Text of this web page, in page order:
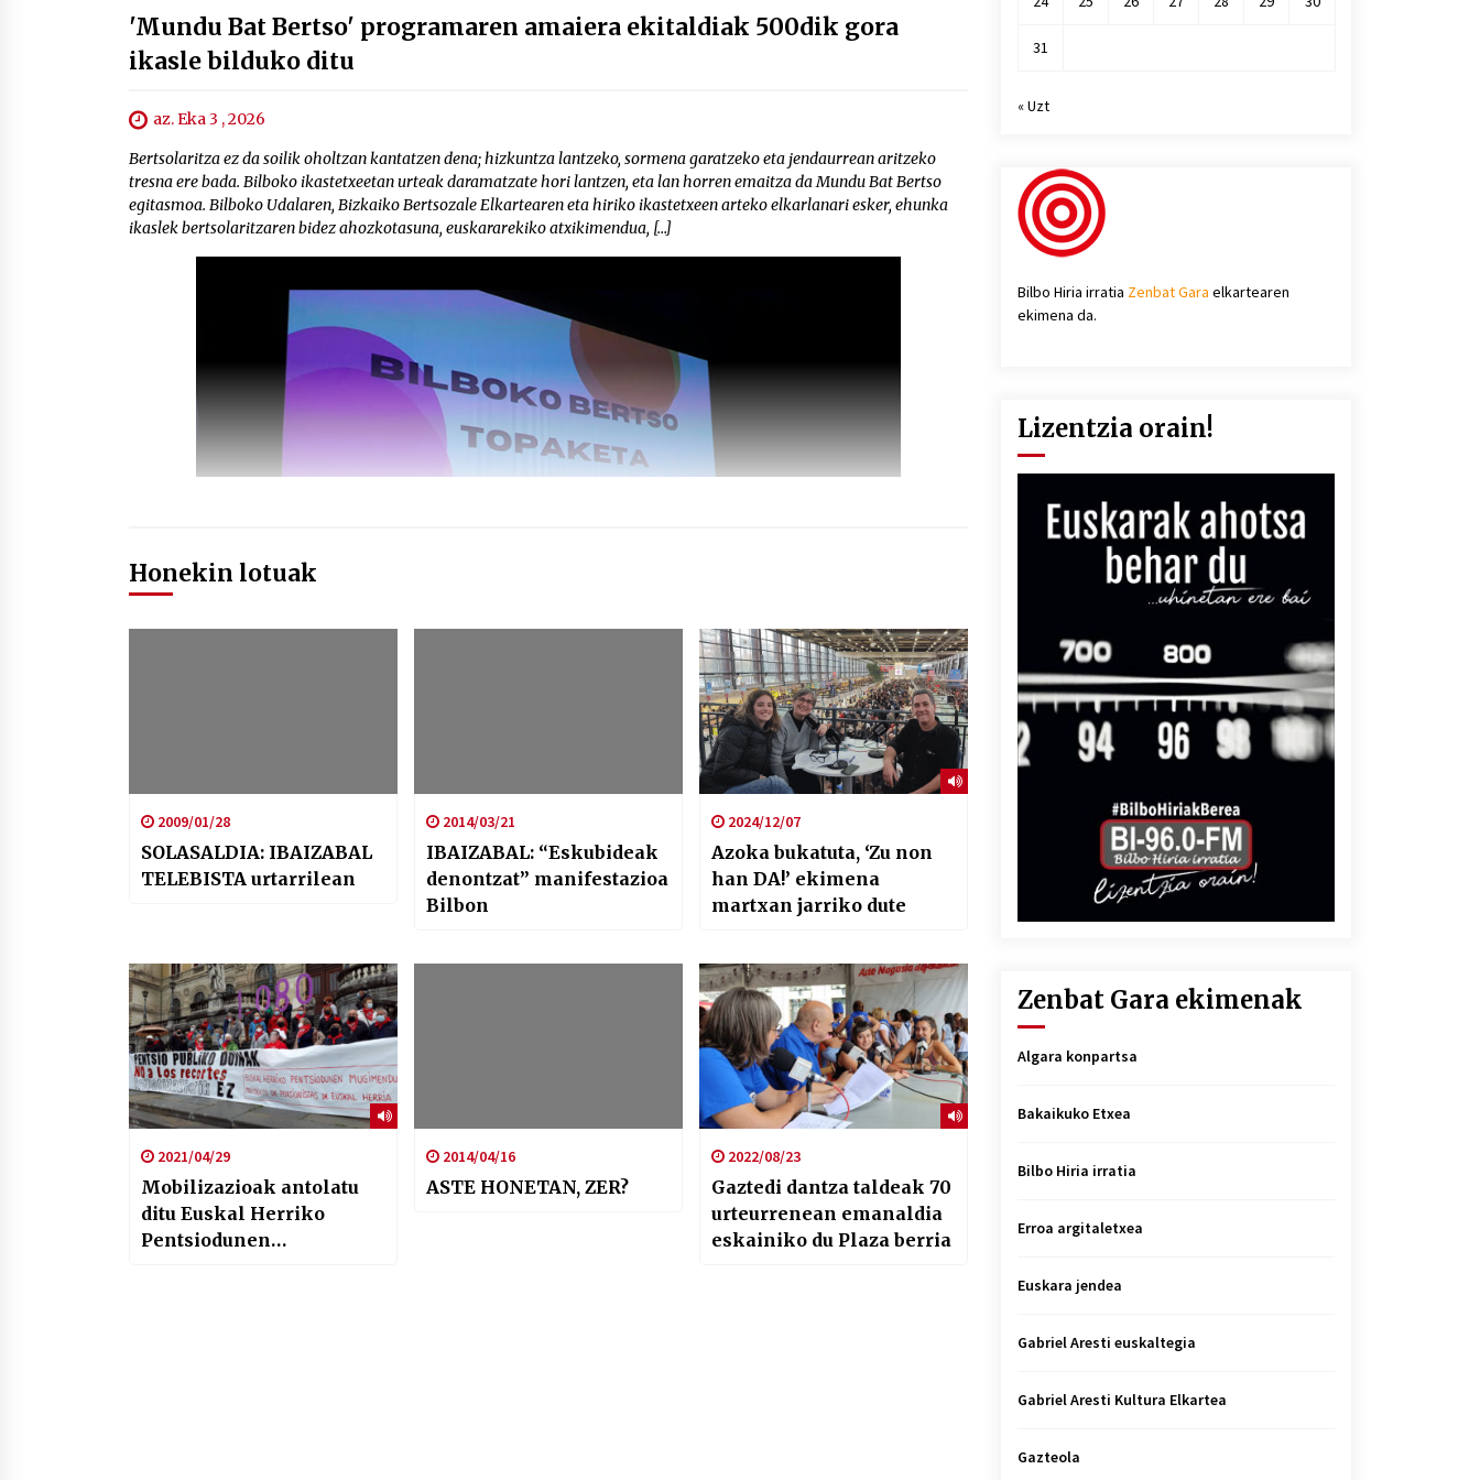
'Mundu Bat Bertso' programaren amaiera ekitaldiak 500dik gora
ikasle bilduko ditu
az. Eka 3 , 2026
Bertsolaritza ez da soilik oholtzan kantatzen dena; hizkuntza lantzeko, sormena garatzeko eta jendaurrean aritzeko
tresna ere bada. Bilboko ikastetxeetan urteak daramatzate hori lantzen, eta lan horren emaitza da Mundu Bat Bertso
egitasmoa. Bilboko Udalaren, Bizkaiko Bertsozale Elkartearen eta hiriko ikastetxeen arteko elkarlanari esker, ehunka
ikaslek bertsolaritzaren bidez ahozkotasuna, euskararekiko atxikimendua, […]
Honekin lotuak
2009/01/28
SOLASALDIA: IBAIZABAL
TELEBISTA urtarrilean
2014/03/21
IBAIZABAL: “Eskubideak
denontzat” manifestazioa
Bilbon
2024/12/07
Azoka bukatuta, ‘Zu non
han DA!’ ekimena
martxan jarriko dute
2021/04/29
Mobilizazioak antolatu
ditu Euskal Herriko
Pentsiodunen
2014/04/16
ASTE HONETAN, ZER?
2022/08/23
Gaztedi dantza taldeak 70
urteurrenean emanaldia
eskainiko du Plaza berria
31
« Uzt
Bilbo Hiria irratia Zenbat Gara elkartearen
ekimena da.
Lizentzia orain!
Zenbat Gara ekimenak
Algara konpartsa
Bakaikuko Etxea
Bilbo Hiria irratia
Erroa argitaletxea
Euskara jendea
Gabriel Aresti euskaltegia
Gabriel Aresti Kultura Elkartea
Gazteola